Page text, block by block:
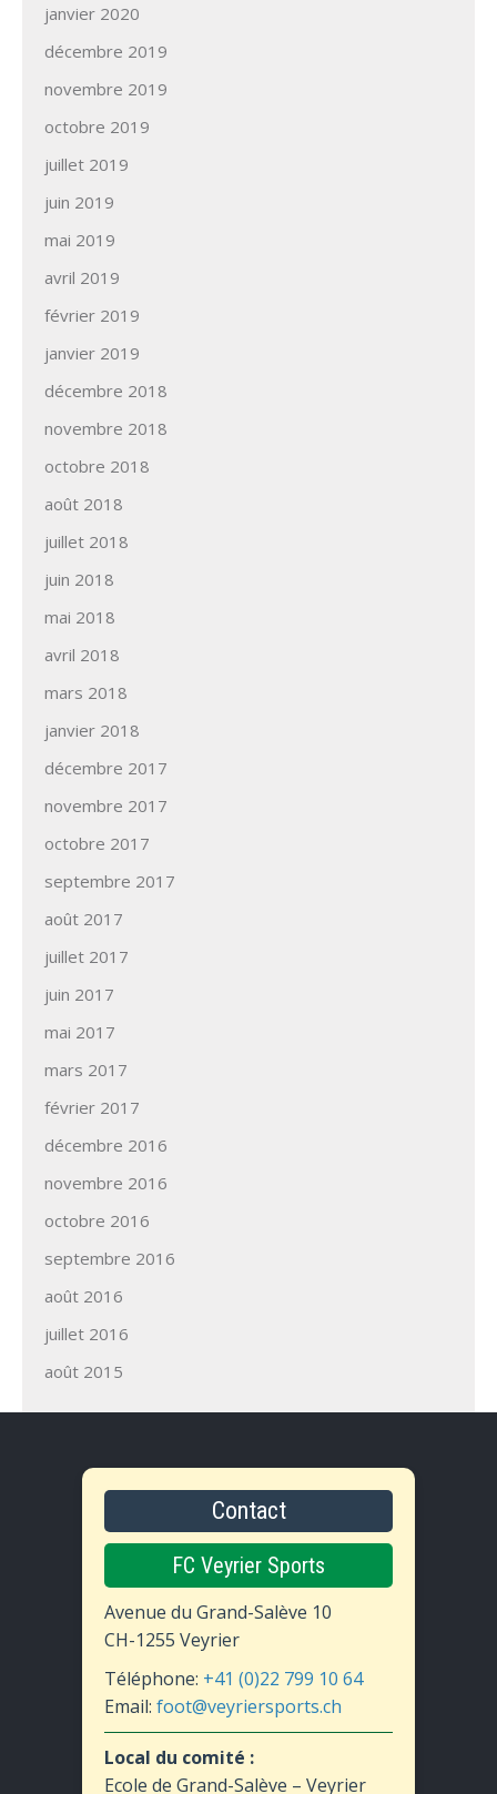
janvier 2020
décembre 2019
novembre 2019
octobre 2019
juillet 2019
juin 2019
mai 2019
avril 2019
février 2019
janvier 2019
décembre 2018
novembre 2018
octobre 2018
août 2018
juillet 2018
juin 2018
mai 2018
avril 2018
mars 2018
janvier 2018
décembre 2017
novembre 2017
octobre 2017
septembre 2017
août 2017
juillet 2017
juin 2017
mai 2017
mars 2017
février 2017
décembre 2016
novembre 2016
octobre 2016
septembre 2016
août 2016
juillet 2016
août 2015
Contact
FC Veyrier Sports
Avenue du Grand-Salève 10
CH-1255 Veyrier
Téléphone: +41 (0)22 799 10 64
Email: foot@veyriersports.ch
Local du comité :
Ecole de Grand-Salève – Veyrier